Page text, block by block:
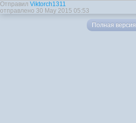
Отправил Viktorch1311
отправлено 30 May 2015 05:53
Полная версия